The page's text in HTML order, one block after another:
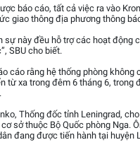
báo cáo, tất cả việc ra vào
giao thông địa phương thông
sự này đều hỗ trợ các hoạt động
SBU cho biết.
cáo rằng hệ thống phòng không
từ xa trong đêm 6 tháng 6, trong
Thống đốc tỉnh Leningrad,
sở thuộc Bộ Quốc phòng Nga.
đang được tiến hành tại huyện